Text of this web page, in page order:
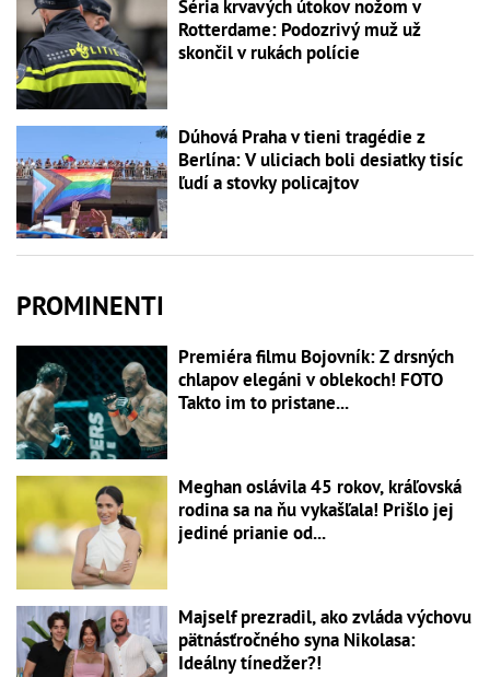
Séria krvavých útokov nožom v
Rotterdame: Podozrivý muž už
skončil v rukách polície
Dúhová Praha v tieni tragédie z
Berlína: V uliciach boli desiatky tisíc
ľudí a stovky policajtov
PROMINENTI
Premiéra filmu Bojovník: Z drsných
chlapov elegáni v oblekoch! FOTO
Takto im to pristane...
Meghan oslávila 45 rokov, kráľovská
rodina sa na ňu vykašľala! Prišlo jej
jediné prianie od...
Majself prezradil, ako zvláda výchovu
pätnásťročného syna Nikolasa:
Ideálny tínedžer?!